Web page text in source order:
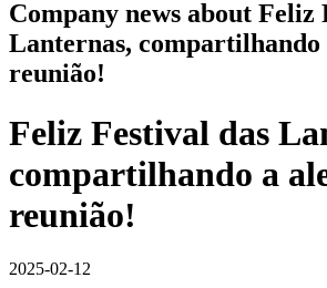
Company news about Feliz
Lanternas, compartilhando
reunião!
Feliz Festival das
compartilhando a
reunião!
2025-02-12